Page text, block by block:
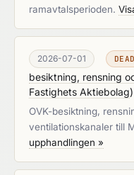
ramavtalsperioden.
2026-07-01
besiktning, rensning
Fastighets Aktiebolag)
OVK-besiktning,
ventilationskanaler till
upphandlingen »